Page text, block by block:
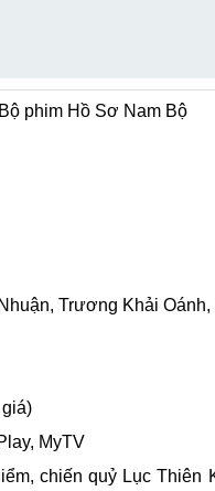
Bộ phim Hồ Sơ Nam Bộ
Trương Khải
MyTV
chiến quỷ Lục Thiên